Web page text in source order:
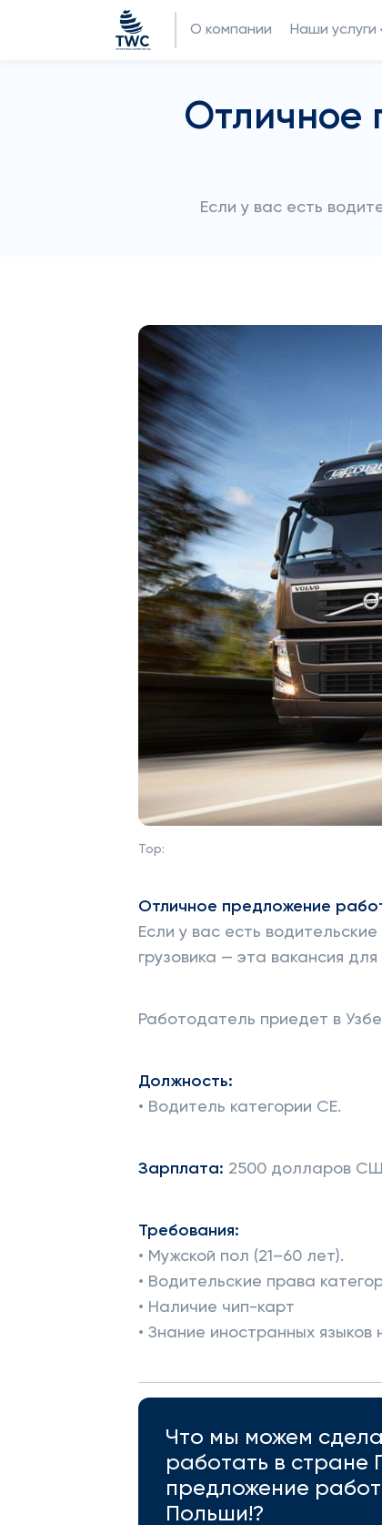
О компании Наши услуги
Отличное
Если у вас есть
Top:
Отличное предложение
Если у вас есть
грузовика — эта вакансия для
Работодатель приедет в
Должность:
• Водитель категории CE.
Зарплата: 2500 долларов
Требования:
• Мужской пол (21–60 лет).
• Водительские права
• Наличие чип-карт
• Знание иностранных языков
Что мы можем
работать в стране
предложение
Польши!?